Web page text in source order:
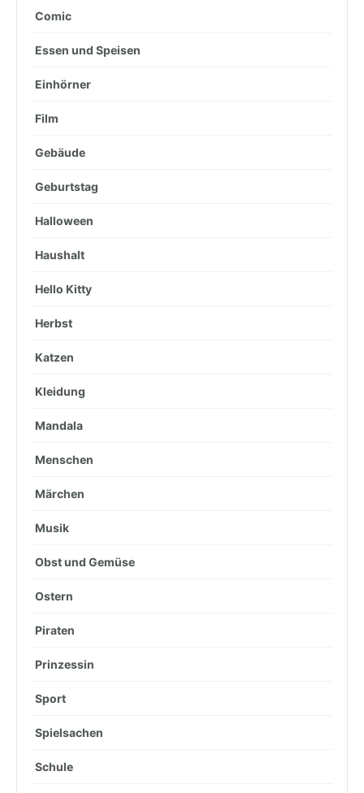
Comic
Essen und Speisen
Einhörner
Film
Gebäude
Geburtstag
Halloween
Haushalt
Hello Kitty
Herbst
Katzen
Kleidung
Mandala
Menschen
Märchen
Musik
Obst und Gemüse
Ostern
Piraten
Prinzessin
Sport
Spielsachen
Schule